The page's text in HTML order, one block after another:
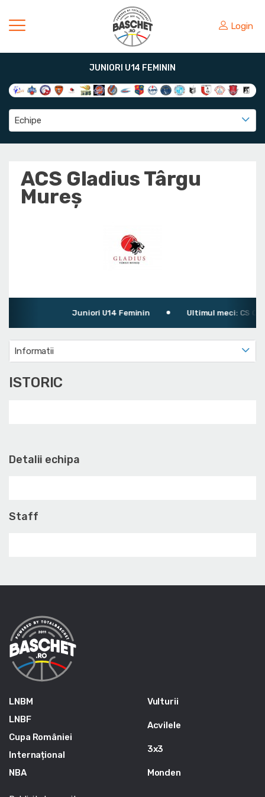
Login
JUNIORI U14 FEMININ
Echipe
ACS Gladius Târgu
Mureș
Juniori U14 Feminin Ultimul meci: CS
Informatii
ISTORIC
Detalii echipa
Staff
LNBM
LNBF
Cupa României
Internațional
NBA
Vulturii
Acvilele
3x3
Monden